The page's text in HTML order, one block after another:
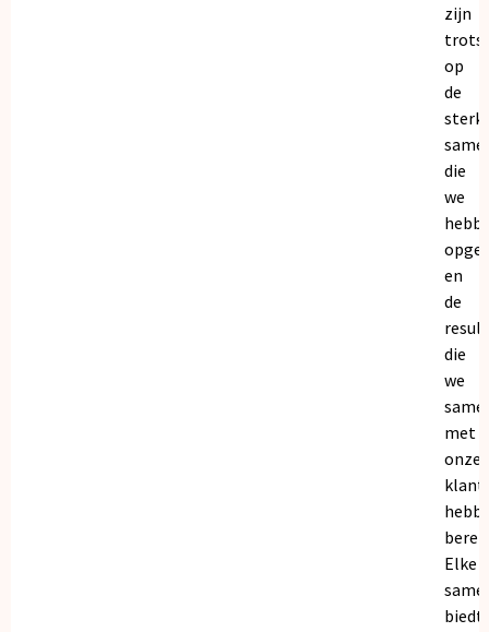
zijn
trots
op
de
die
we
en
de
die
we
met
onze
Elke
biedt